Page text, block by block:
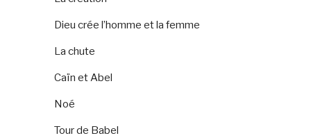
Dieu crée l’homme et la femme
La chute
Caïn et Abel
Noé
Tour de Babel